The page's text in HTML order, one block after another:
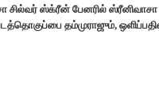
சில்வர் ஸ்க்ரீன் பேனரில் ஸ்ரீனிவாசா
தம்முராஜும்,